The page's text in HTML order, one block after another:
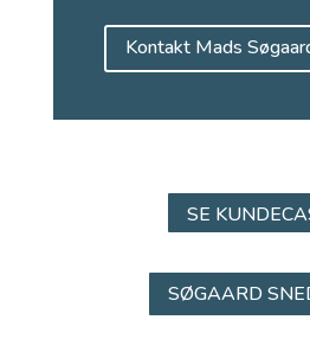
Kontakt Mads
SE
SØGAARD